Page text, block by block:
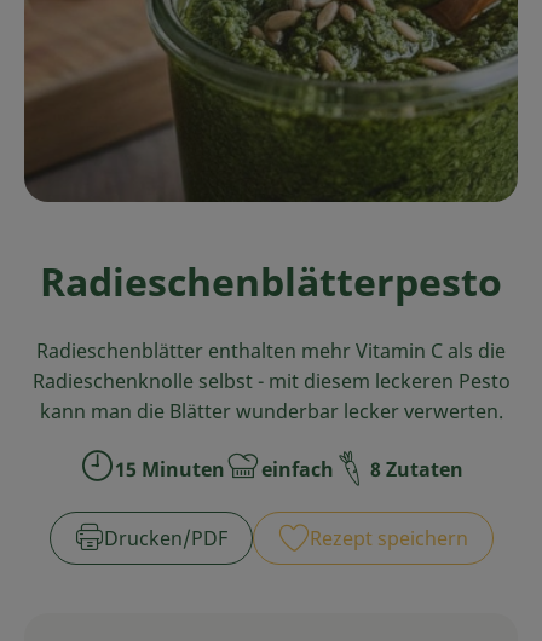
Obst & Gemüse
Backwaren
Getränke
Drogerie
Über uns
Blog & Aktuelles
Radieschenblätterpesto
Radieschenblätter enthalten mehr Vitamin C als die
Radieschenknolle selbst - mit diesem leckeren Pesto
kann man die Blätter wunderbar lecker verwerten.
Zubreitungszeit:
15 Minuten Schwierigkeit:
einfach 8 Zutaten
Drucken​/​PDF Rezept speichern